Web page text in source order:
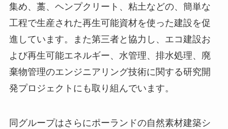
集め、藁、ヘンプクリート、粘土などの、簡単な
工程で生産された再生可能資材を使った建設を促
進しています。また第三者と協力し、エコ建設お
よび再生可能エネルギー、水管理、排水処理、廃
棄物管理のエンジニアリング技術に関する研究開
発プロジェクトにも取り組んでいます。
同グループはさらにポーランドの自然素材建築シ